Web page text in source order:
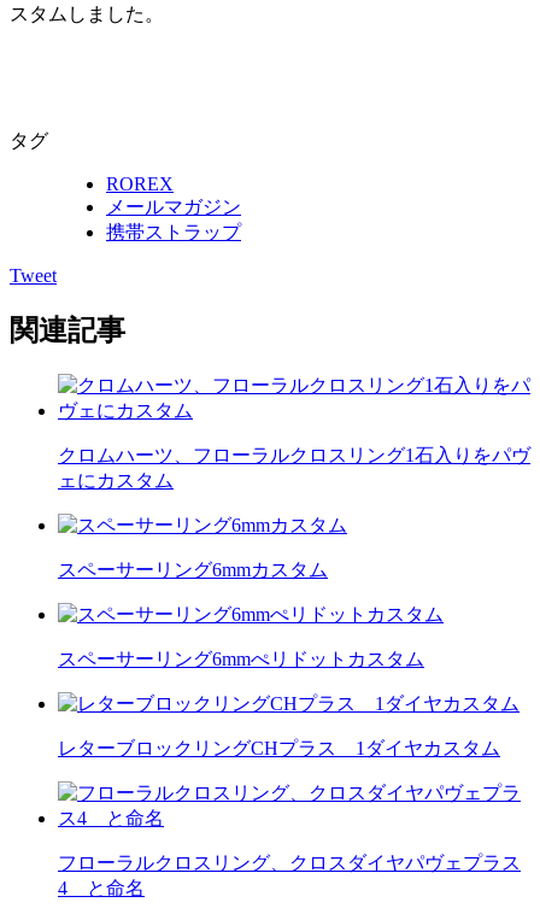
スタムしました。
タグ
ROREX
メールマガジン
携帯ストラップ
Tweet
関連記事
クロムハーツ、フローラルクロスリング1石入りをパヴ
ェにカスタム
スペーサーリング6mmカスタム
スペーサーリング6mmぺリドットカスタム
レターブロックリングCHプラス 1ダイヤカスタム
フローラルクロスリング、クロスダイヤパヴェプラス
4 と命名